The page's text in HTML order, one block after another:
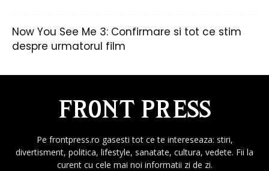
Now You See Me 3: Confirmare si tot ce stim
despre urmatorul film
Pe frontpress.ro gasesti tot ce te intereseaza: stiri,
divertisment, politica, lifestyle, sanatate, cultura, vedete. Fii la
curent cu cele mai noi informatii zi de zi.